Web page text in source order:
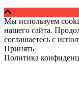
Мы используем
нашего сайта.
соглашаетесь с
Принять
Политика